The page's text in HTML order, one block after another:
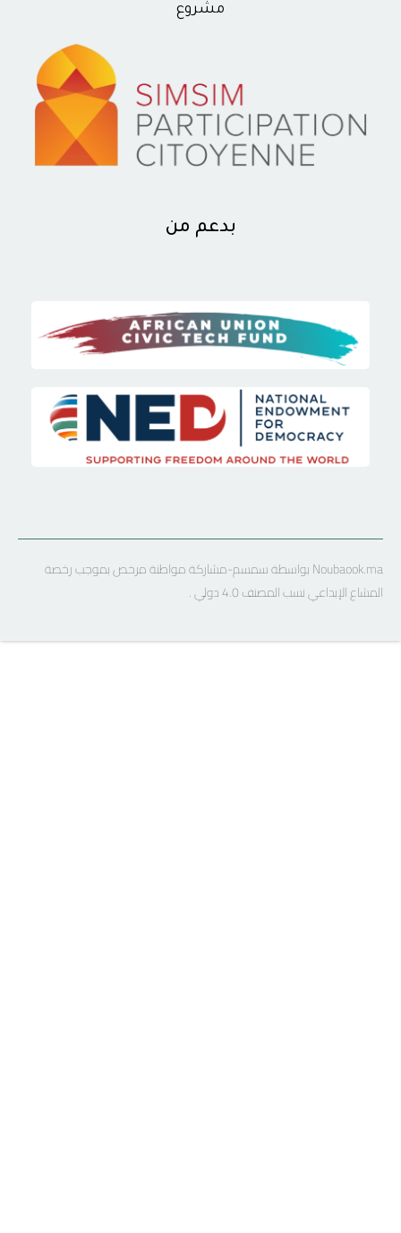
مشروع
بدعم من
Noubaook.ma بواسطة سمسم-مشاركة مواطنة مرخص بموجب رخصة
المشاع الإبداعي نسب المصنف 4.0 دولي .